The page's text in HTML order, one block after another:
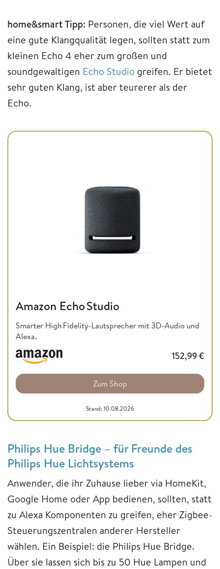
home&smart Tipp: Personen, die viel Wert auf
eine gute Klangqualität legen, sollten statt zum
kleinen Echo 4 eher zum großen und
soundgewaltigen Echo Studio greifen. Er bietet
sehr guten Klang, ist aber teurerer als der
Echo.
Amazon Echo Studio
Smarter High Fidelity-Lautsprecher mit 3D-Audio und
Alexa.
152,99€
Zum Shop
Stand: 10.08.2026
Philips Hue Bridge – für Freunde des
Philips Hue Lichtsystems
Anwender, die ihr Zuhause lieber via HomeKit,
Google Home oder App bedienen, sollten, statt
zu Alexa Komponenten zu greifen, eher Zigbee-
Steuerungszentralen anderer Hersteller
wählen. Ein Beispiel: die Philips Hue Bridge.
Über sie lassen sich bis zu 50 Hue Lampen und